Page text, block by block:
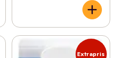
Extrapris